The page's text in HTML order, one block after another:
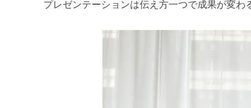
プレゼンテーションは伝え方一つで成果が変わ